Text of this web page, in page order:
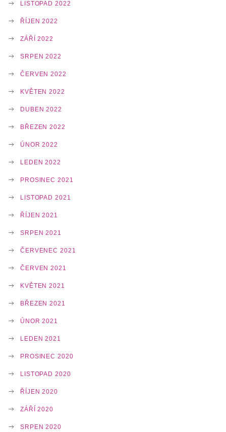
LISTOPAD 2022
ŘÍJEN 2022
ZÁŘÍ 2022
SRPEN 2022
ČERVEN 2022
KVĚTEN 2022
DUBEN 2022
BŘEZEN 2022
ÚNOR 2022
LEDEN 2022
PROSINEC 2021
LISTOPAD 2021
ŘÍJEN 2021
SRPEN 2021
ČERVENEC 2021
ČERVEN 2021
KVĚTEN 2021
BŘEZEN 2021
ÚNOR 2021
LEDEN 2021
PROSINEC 2020
LISTOPAD 2020
ŘÍJEN 2020
ZÁŘÍ 2020
SRPEN 2020